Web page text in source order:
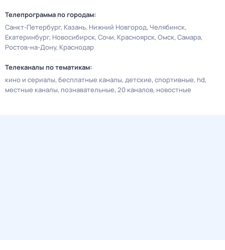
Телепрограмма по городам:
Санкт-Петербург Казань Нижний Новгород Челябинск
Екатеринбург Новосибирск Сочи Красноярск Омск Самара
Ростов-на-Дону Краснодар
Телеканалы по тематикам:
кино и сериалы бесплатные каналы детские спортивные hd
местные каналы познавательные 20 каналов новостные